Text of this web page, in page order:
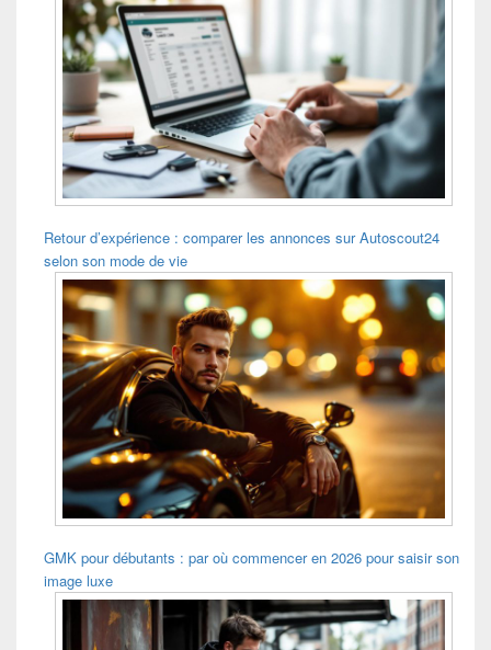
Retour d’expérience : comparer les annonces sur Autoscout24
selon son mode de vie
GMK pour débutants : par où commencer en 2026 pour saisir son
image luxe